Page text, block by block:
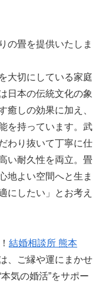
の畳を提供いたしま
大切にしている家庭
日本の伝統文化の象
癒しの効果に加え、
を持っています。武
わり抜いて丁寧に仕
い耐久性を両立。畳
地よい空間へと生ま
にしたい」とお考え
結婚相談所 熊本
、ご縁や運にまかせ
気の婚活”をサポー